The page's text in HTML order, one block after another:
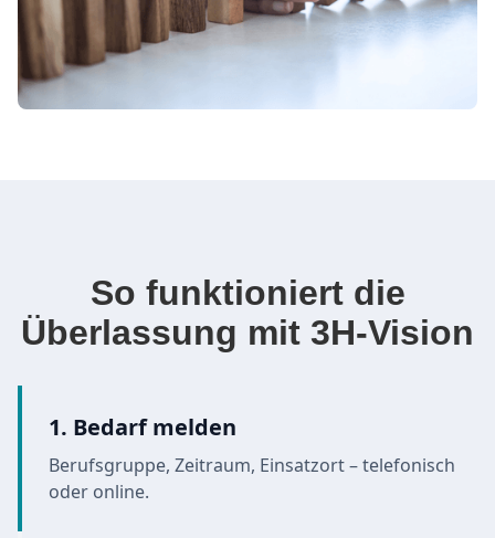
So funktioniert die
Überlassung mit 3H-Vision
1. Bedarf melden
Berufsgruppe, Zeitraum, Einsatzort – telefonisch
oder online.